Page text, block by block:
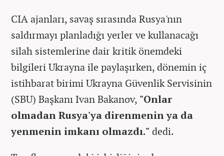
CIA ajanları, savaş sırasında Rusya'nın
saldırmayı planladığı yerler ve kullanacağı
silah sistemlerine dair kritik önemdeki
bilgileri Ukrayna ile paylaşırken, dönemin iç
istihbarat birimi Ukrayna Güvenlik Servisinin
(SBU) Başkanı Ivan Bakanov, "Onlar
olmadan Rusya'ya direnmenin ya da
yenmenin imkanı olmazdı." dedi.